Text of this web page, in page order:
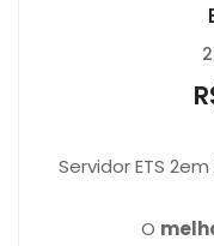
Servidor ETS
O